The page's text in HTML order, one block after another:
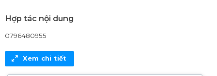
Hợp tác nội dung
0796480955
Xem chi tiết